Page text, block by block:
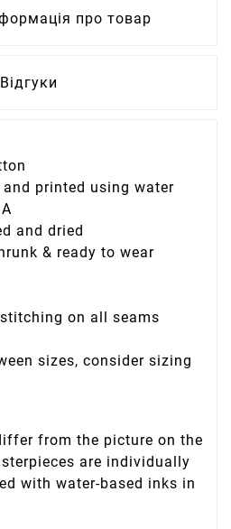
про товар
Відгуки
and printed using water
and dried
& ready to wear
on all seams
sizes, consider sizing
from the picture on the
are individually
with water-based inks in